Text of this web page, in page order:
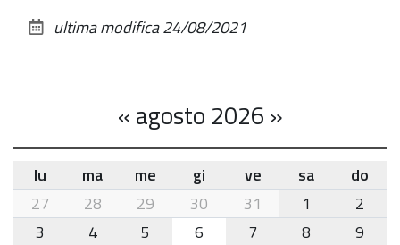
documento
ultima modifica24/08/2021
«agosto 2026 »
month-
8
lu ma me gi ve sa
do
27
28 29 30 31 1
2
3
4 5 6 7 8
9